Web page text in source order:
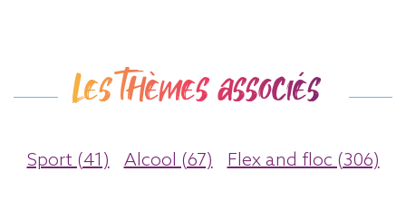
Les thèmes associés
Sport (41) Alcool (67) Flex and floc (306)